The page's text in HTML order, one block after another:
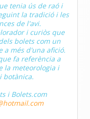
tenia ús de raó i
la tradició i les
de l'avi.
i curiòs que
bolets com un
a més d'una afició.
fa referència a
la meteorologia i
botànica.
i Bolets.com